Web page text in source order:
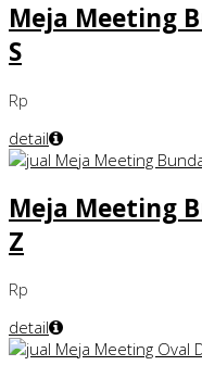
Meja Meeting
S
Rp
detail
Meja Meeting
Z
Rp
detail